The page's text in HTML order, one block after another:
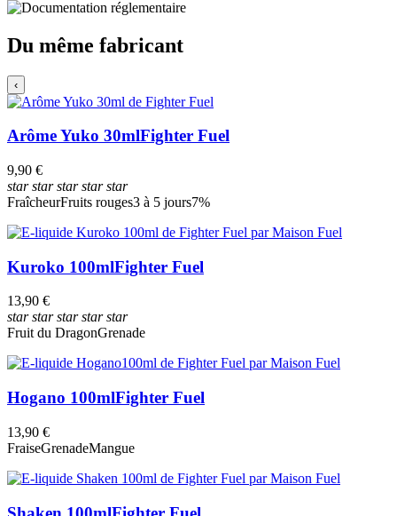
Du même fabricant
‹
Arôme Yuko 30mlFighter Fuel
9,90 €
starstarstarstarstar
FraîcheurFruits rouges3 à 5 jours7%
Kuroko 100mlFighter Fuel
13,90 €
starstarstarstarstar
Fruit du DragonGrenade
Hogano 100mlFighter Fuel
13,90 €
FraiseGrenadeMangue